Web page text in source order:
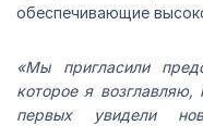
обеспечивающие
«Мы пригласили
которое я
первых увидели